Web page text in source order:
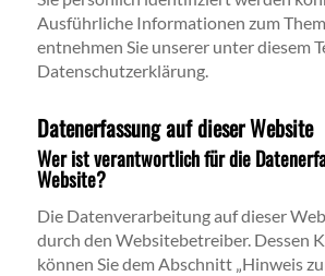
Ausführliche Informationen zum
entnehmen Sie unserer unter diesem
Datenschutzerklärung.
Datenerfassung auf dieser Website
Wer ist verantwortlich für die
Website?
Die Datenverarbeitung auf dieser
durch den Websitebetreiber. Dessen
können Sie dem Abschnitt „Hinweis